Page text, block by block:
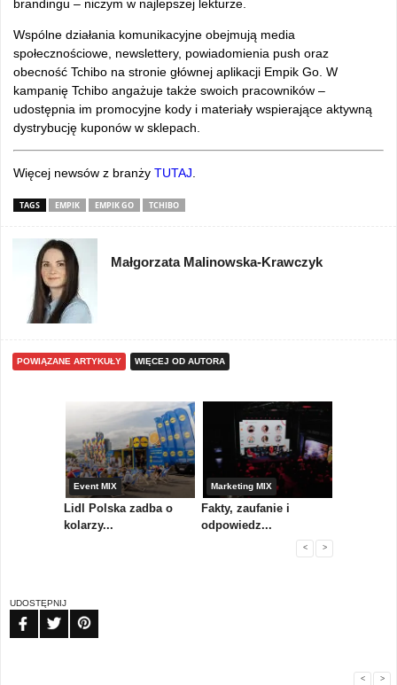
brandingu – niczym w najlepszej lekturze.
Wspólne działania komunikacyjne obejmują media
społecznościowe, newslettery, powiadomienia push oraz
obecność Tchibo na stronie głównej aplikacji Empik Go. W
kampanię Tchibo angażuje także swoich pracowników –
udostępnia im promocyjne kody i materiały wspierające aktywną
dystrybucję kuponów w sklepach.
Więcej newsów z branży TUTAJ
TAGS EMPIK EMPIK GO TCHIBO
Małgorzata Malinowska-Krawczyk
POWIĄZANE ARTYKUŁY WIĘCEJ OD AUTORA
Event MIX
Lidl Polska zadba o
kolarzy...
Marketing MIX
Fakty, zaufanie i
odpowiedz...
< >
UDOSTĘPNIJ
< >